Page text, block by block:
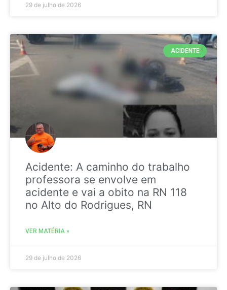
29 de julho de 2026
ACIDENTE
Acidente: A caminho do trabalho
professora se envolve em
acidente e vai a obito na RN 118
no Alto do Rodrigues, RN
VER MATÉRIA »
29 de julho de 2026